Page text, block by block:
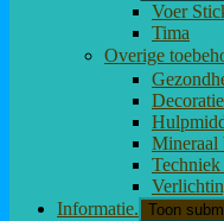
Voer
Tima
Overige
Mineraal
Techniek
Informatie. Toon